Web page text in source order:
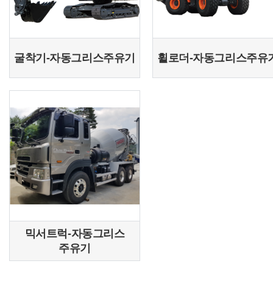
굴착기-자동그리스주유기 휠로더-자동그리스주유
믹서트럭-자동그리스
주유기